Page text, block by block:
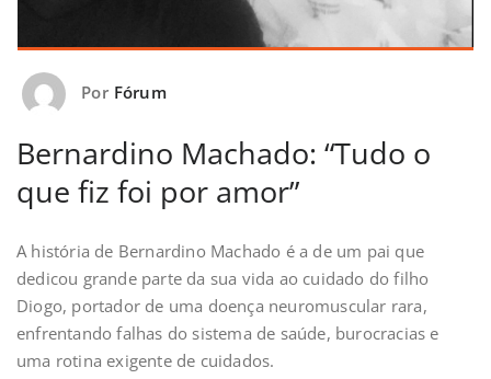
Por Fórum
Bernardino Machado: “Tudo o
que fiz foi por amor”
A história de Bernardino Machado é a de um pai que
dedicou grande parte da sua vida ao cuidado do filho
Diogo, portador de uma doença neuromuscular rara,
enfrentando falhas do sistema de saúde, burocracias e
uma rotina exigente de cuidados.